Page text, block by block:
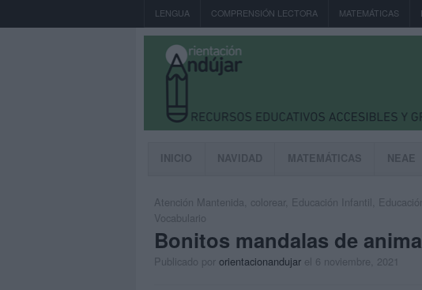
LENGUA COMPRENSIÓN LECTORA MATEMÁTICAS
INICIO NAVIDAD MATEMÁTICAS NEAE
Atención Mantenida colorear, Educación Infantil
Vocabulario
Bonitos mandalas de
Publicado por orientacionandujar el 6 noviembre, 2021